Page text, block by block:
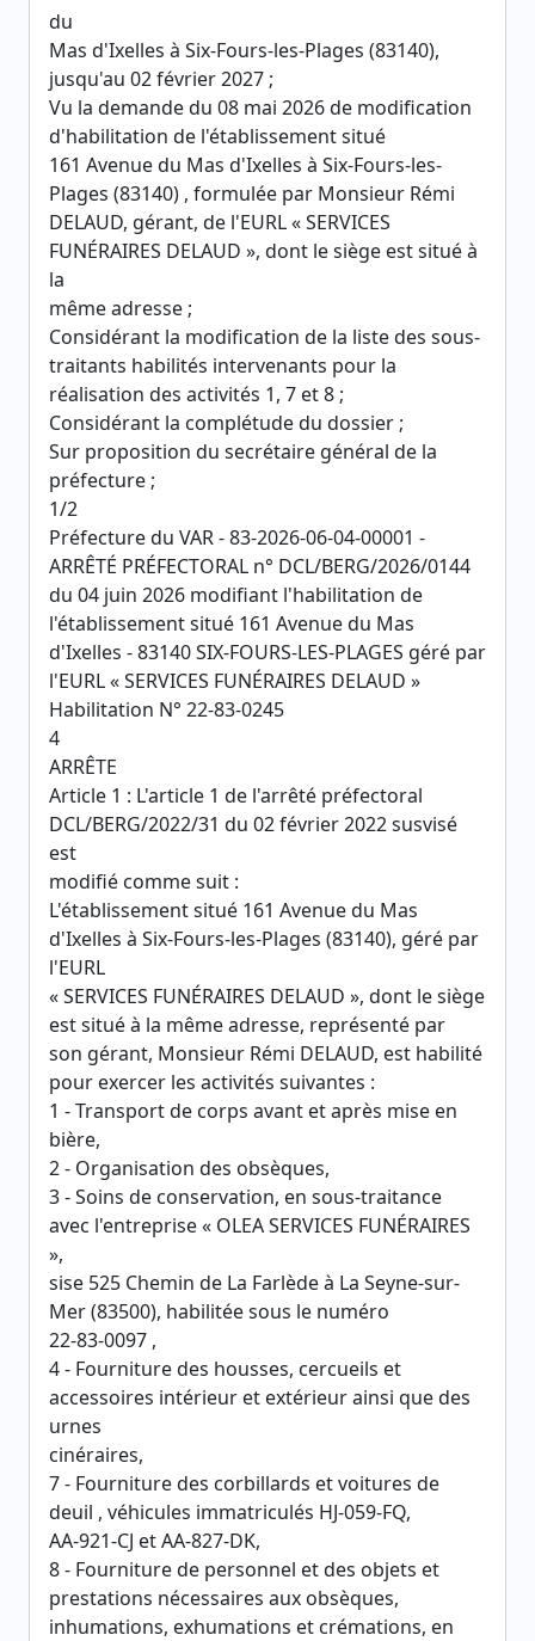
du
Mas d'Ixelles à Six-Fours-les-Plages (83140),
jusqu'au 02 février 2027 ;
Vu la demande du 08 mai 2026 de modification
d'habilitation de l'établissement situé
161 Avenue du Mas d'Ixelles à Six-Fours-les-
Plages (83140) , formulée par Monsieur Rémi
DELAUD, gérant, de l'EURL « SERVICES
FUNÉRAIRES DELAUD », dont le siège est situé à
la
même adresse ;
Considérant la modification de la liste des sous-
traitants habilités intervenants pour la
réalisation des activités 1, 7 et 8 ;
Considérant la complétude du dossier ;
Sur proposition du secrétaire général de la
préfecture ;
1/2
Préfecture du VAR - 83-2026-06-04-00001 -
ARRÊTÉ PRÉFECTORAL n° DCL/BERG/2026/0144
du 04 juin 2026 modifiant l'habilitation de
l'établissement situé 161 Avenue du Mas
d'Ixelles - 83140 SIX-FOURS-LES-PLAGES géré par
l'EURL « SERVICES FUNÉRAIRES DELAUD »
Habilitation N° 22-83-0245
4
ARRÊTE
Article 1 : L'article 1 de l'arrêté préfectoral
DCL/BERG/2022/31 du 02 février 2022 susvisé
est
modifié comme suit :
L'établissement situé 161 Avenue du Mas
d'Ixelles à Six-Fours-les-Plages (83140), géré par
l'EURL
« SERVICES FUNÉRAIRES DELAUD », dont le siège
est situé à la même adresse, représenté par
son gérant, Monsieur Rémi DELAUD, est habilité
pour exercer les activités suivantes :
1 - Transport de corps avant et après mise en
bière,
2 - Organisation des obsèques,
3 - Soins de conservation, en sous-traitance
avec l'entreprise « OLEA SERVICES FUNÉRAIRES
»,
sise 525 Chemin de La Farlède à La Seyne-sur-
Mer (83500), habilitée sous le numéro
22-83-0097 ,
4 - Fourniture des housses, cercueils et
accessoires intérieur et extérieur ainsi que des
urnes
cinéraires,
7 - Fourniture des corbillards et voitures de
deuil , véhicules immatriculés HJ-059-FQ,
AA-921-CJ et AA-827-DK,
8 - Fourniture de personnel et des objets et
prestations nécessaires aux obsèques,
inhumations, exhumations et crémations, en